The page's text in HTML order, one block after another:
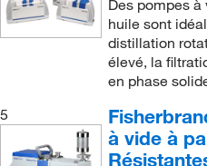
3,6 m³/h.
(1)
3,8 à 4 L/min.(1)
(1)
31 L/min. (1)
34 L/min.
(12)
150 mbar (112 Torr)(7)
2 Pa (1,5 x 10-2torr)(2)
2 x 10-3 mBar(6)
2 x10-3torr(1)
Des pompes
huile sont
distillation
élevé, la
en phase
5
à vide à